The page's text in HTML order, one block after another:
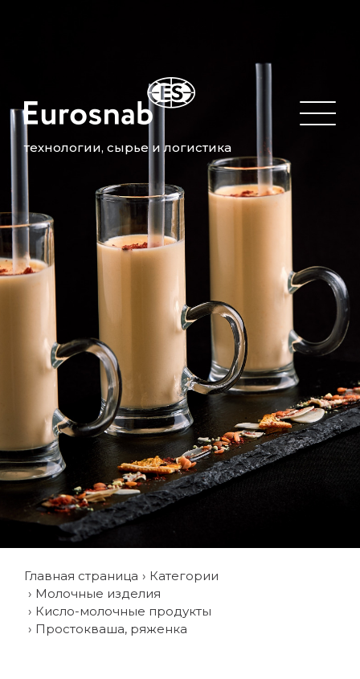
технологии, сырье и логистика
Главная страница
Категории
Молочные изделия
Кисло-молочные продукты
Простокваша, ряженка